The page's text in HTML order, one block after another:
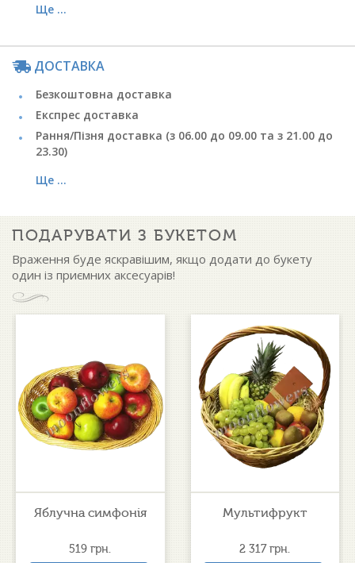
Ще ...
ДОСТАВКА
Безкоштовна доставка
Експрес доставка
Рання/Пізня доставка (з 06.00 до 09.00 та з 21.00 до
23.30)
Ще ...
ПОДАРУВАТИ З БУКЕТОМ
Враження буде яскравішим, якщо додати до букету
один із приємних аксесуарів!
Яблучна симфонія
519грн.
Мультифрукт
2 317грн.